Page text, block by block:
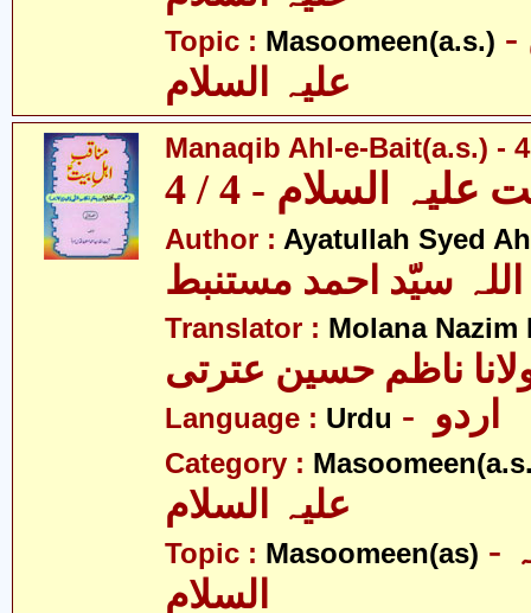
Topic : Masoomeen(a.s.) - معصومین
علیہ السلام
Manaqib Ahl-e-Bait(a.s.) -
السلام - 4 / 4
Author : Ayatullah Syed
سیّد احمد مستنبط
Translator : Molana Nazim
ناظم حسین عترتی
Language : Urdu
Category :
Topic : Masoomeen(as) - معصومین علیہ
السلام